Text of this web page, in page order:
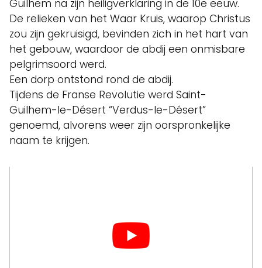
Guilhem na zijn heiligverklaring in de 10e eeuw.
De relieken van het Waar Kruis, waarop Christus
zou zijn gekruisigd, bevinden zich in het hart van
het gebouw, waardoor de abdij een onmisbare
pelgrimsoord werd.
Een dorp ontstond rond de abdij.
Tijdens de Franse Revolutie werd Saint-
Guilhem-le-Désert “Verdus-le-Désert”
genoemd, alvorens weer zijn oorspronkelijke
naam te krijgen.